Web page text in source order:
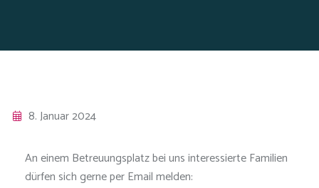
8. Januar 2024
An einem Betreuungsplatz bei uns interessierte Familien
dürfen sich gerne per Email melden: